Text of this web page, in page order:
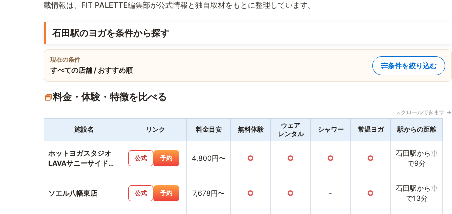
載情報は、FIT PALETTE編集部が公式情報と独自取材をもとに整理しています。
石田駅のヨガを条件から探す
現在の条件
すべての店舗 / おすすめ順
条件を絞り込む
料金・体験・特徴を比べる
スクロールできます →
施設名 リンク 料金目安 無料体験
ウェア
レンタル
シャワー 常温ヨガ 駅からの距離
ホットヨガスタジオ
LAVAサニーサイドモ
公式 予約 4,800円〜 ○ ○ ○ ○
石田駅から車
で9分
ソエル八幡東店 公式 予約 7,678円〜 ○ ○ - ○
石田駅から車
で13分